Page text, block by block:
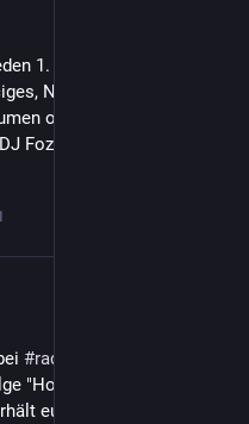
1. Freitag im Monat ab
Neues, Altes Raritäten
oder Mitsingen aus
Fozzy." nur bei uns ...
#radiohaspe
"Hot & blue" mit Joshi, 20
euch Andy ak DJ Fozzy